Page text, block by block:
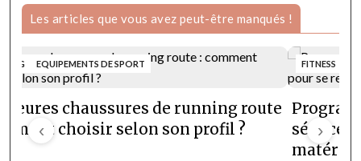
Les articles que vous avez peut-être manqués !
‹
EQUIPEMENTS DE SPORT
chaussures de running route
choisir selon son profil ?
FITNESS
séances
matériel
›